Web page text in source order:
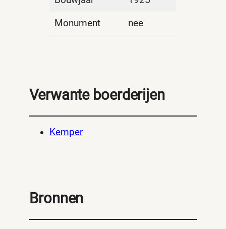
Monument nee
Verwante boerderijen
Kemper
Bronnen